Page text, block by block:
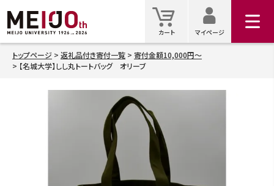
カート
カート
マイ
マイページ
トップページ 返礼品付き寄付一覧
寄付金額10,000円～
【名城大学】しし丸トートバッグ オリーブ検索